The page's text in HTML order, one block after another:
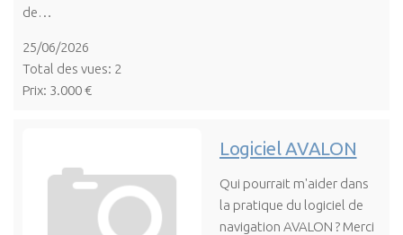
de…
25/06/2026
Total des vues: 2
Prix: 3.000 €
Logiciel AVALON
Qui pourrait m'aider dans
la pratique du logiciel de
navigation AVALON ? Merci